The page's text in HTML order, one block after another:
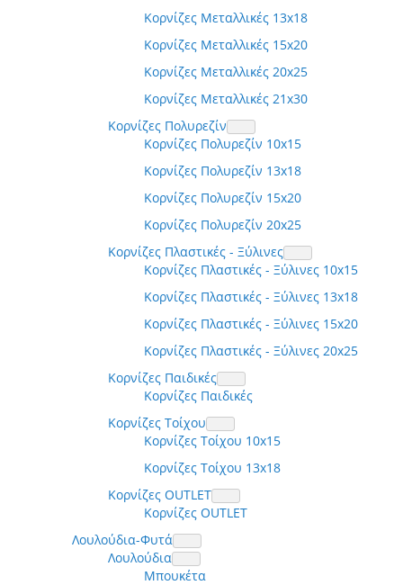
Κορνίζες Μεταλλικές 13x18
Κορνίζες Μεταλλικές 15x20
Κορνίζες Μεταλλικές 20x25
Κορνίζες Μεταλλικές 21x30
Κορνίζες Πολυρεζίν
Κορνίζες Πολυρεζίν 10x15
Κορνίζες Πολυρεζίν 13x18
Κορνίζες Πολυρεζίν 15x20
Κορνίζες Πολυρεζίν 20x25
Κορνίζες Πλαστικές - Ξύλινες
Κορνίζες Πλαστικές - Ξύλινες 10x15
Κορνίζες Πλαστικές - Ξύλινες 13x18
Κορνίζες Πλαστικές - Ξύλινες 15x20
Κορνίζες Πλαστικές - Ξύλινες 20x25
Κορνίζες Παιδικές
Κορνίζες Παιδικές
Κορνίζες Τοίχου
Κορνίζες Τοίχου 10x15
Κορνίζες Τοίχου 13x18
Κορνίζες OUTLET
Κορνίζες OUTLET
Λουλούδια-Φυτά
Λουλούδια
Μπουκέτα